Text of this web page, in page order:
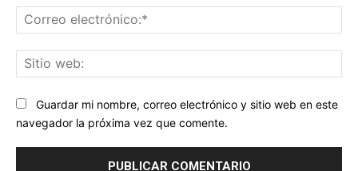
Guardar mi nombre, correo electrónico y sitio web en este
navegador la próxima vez que comente.